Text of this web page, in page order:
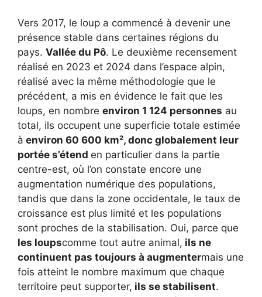
Vers 2017, le loup a commencé à devenir une
présence stable dans certaines régions du
pays. Vallée du Pô. Le deuxième recensement
réalisé en 2023 et 2024 dans l’espace alpin,
réalisé avec la même méthodologie que le
précédent, a mis en évidence le fait que les
loups, en nombre environ 1 124 personnes au
total, ils occupent une superficie totale estimée
à environ 60 600 km², donc globalement leur
portée s’étend en particulier dans la partie
centre-est, où l’on constate encore une
augmentation numérique des populations,
tandis que dans la zone occidentale, le taux de
croissance est plus limité et les populations
sont proches de la stabilisation. Oui, parce que
les loupscomme tout autre animal, ils ne
continuent pas toujours à augmentermais une
fois atteint le nombre maximum que chaque
territoire peut supporter, ils se stabilisent.